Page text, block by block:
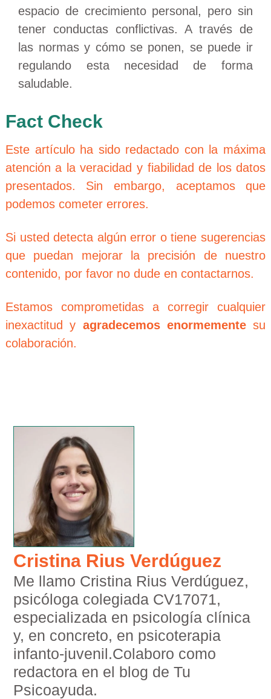
espacio de crecimiento personal, pero sin
tener conductas conflictivas. A través de
las normas y cómo se ponen, se puede ir
regulando esta necesidad de forma
saludable.
Fact Check
Este artículo ha sido redactado con la máxima
atención a la veracidad y fiabilidad de los datos
presentados. Sin embargo, aceptamos que
podemos cometer errores.
Si usted detecta algún error o tiene sugerencias
que puedan mejorar la precisión de nuestro
contenido, por favor no dude en contactarnos.
Estamos comprometidas a corregir cualquier
inexactitud y agradecemos enormementesu
colaboración.
Cristina Rius Verdúguez
Me llamo Cristina Rius Verdúguez,
psicóloga colegiada CV17071,
especializada en psicología clínica
y, en concreto, en psicoterapia
infanto-juvenil.Colaboro como
redactora en el blog de Tu
Psicoayuda.